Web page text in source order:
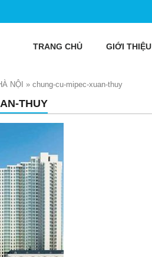
TRANG CHỦ GIỚI THIỆU
NỘI » chung-cu-mipec-xuan-thuy
THUY